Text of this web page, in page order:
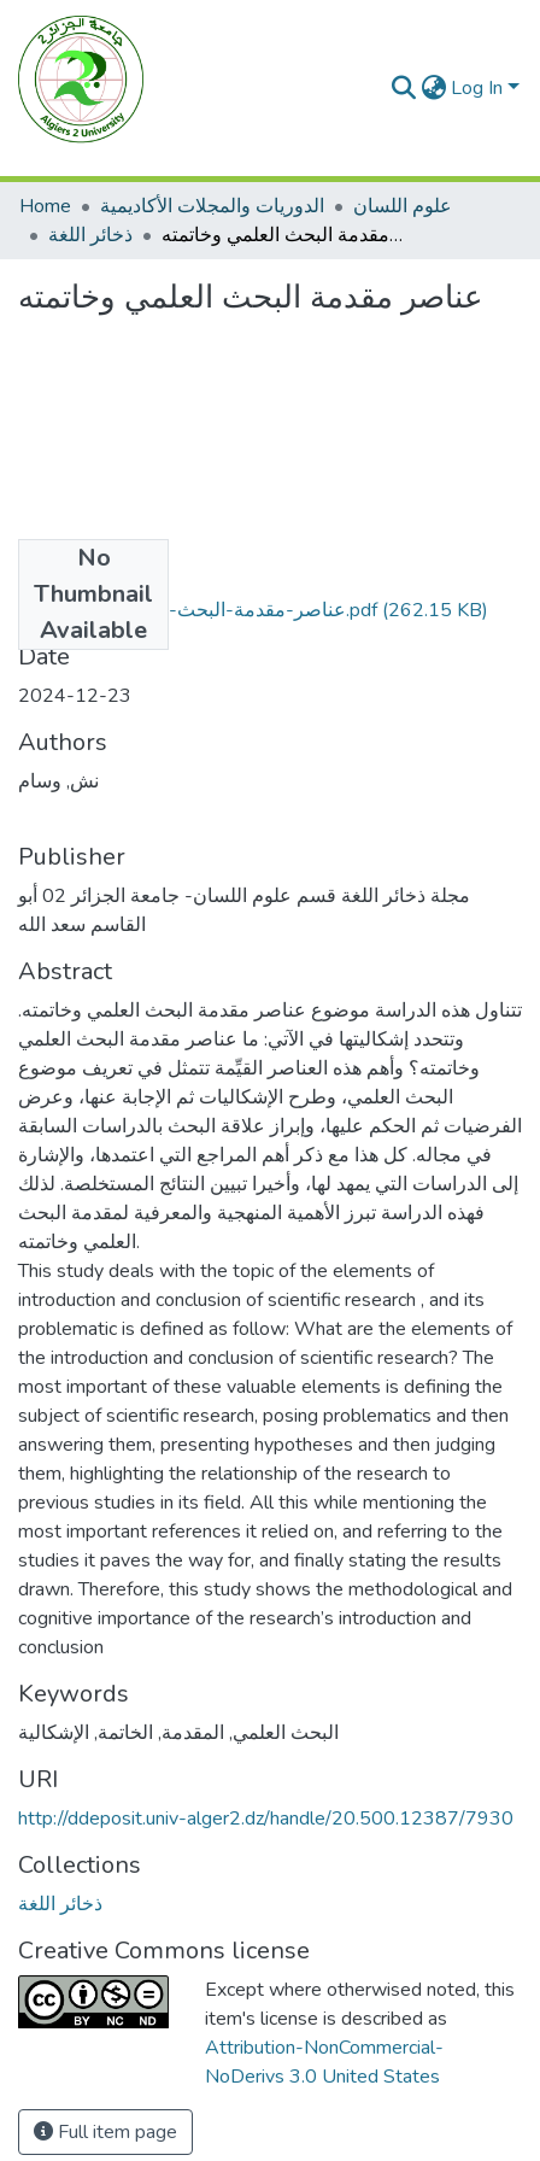
Log In
Home الدوريات والمجلات الأكاديمية
علوم اللسان
ذخائر اللغة
عناصر مقدمة البحث العلمي وخاتمته
عناصر مقدمة البحث العلمي وخاتمته
No
Thumbnail
Available
عناصر-مقدمة-البحث-العلمي-وخاتمته (2).pdf(262.15 KB)
Date
2024-12-23
Authors
نش, وسام
Publisher
مجلة ذخائر اللغة قسم علوم اللسان- جامعة الجزائر 02 أبو
القاسم سعد الله
Abstract
تتناول هذه الدراسة موضوع عناصر مقدمة البحث العلمي وخاتمته.
وتتحدد إشكاليتها في الآتي: ما عناصر مقدمة البحث العلمي
وخاتمته؟ وأهم هذه العناصر القيِّمة تتمثل في تعريف موضوع
البحث العلمي، وطرح الإشكاليات ثم الإجابة عنها، وعرض
الفرضيات ثم الحكم عليها، وإبراز علاقة البحث بالدراسات السابقة
في مجاله. كل هذا مع ذكر أهم المراجع التي اعتمدها، والإشارة
إلى الدراسات التي يمهد لها، وأخيرا تبيين النتائج المستخلصة. لذلك
فهذه الدراسة تبرز الأهمية المنهجية والمعرفية لمقدمة البحث
العلمي وخاتمته.
This study deals with the topic of the elements of
introduction and conclusion of scientific research , and its
problematic is defined as follow: What are the elements of
the introduction and conclusion of scientific research? The
most important of these valuable elements is defining the
subject of scientific research, posing problematics and then
answering them, presenting hypotheses and then judging
them, highlighting the relationship of the research to
previous studies in its field. All this while mentioning the
most important references it relied on, and referring to the
studies it paves the way for, and finally stating the results
drawn. Therefore, this study shows the methodological and
cognitive importance of the research’s introduction and
conclusion
Keywords
البحث العلمي, المقدمة, الخاتمة, الإشكالية
URI
http://ddeposit.univ-alger2.dz/handle/20.500.12387/7930
Collections
ذخائر اللغة
Creative Commons license
Except where otherwised noted, this
item's license is described as
Attribution-NonCommercial-
NoDerivs 3.0 United States
Full item page